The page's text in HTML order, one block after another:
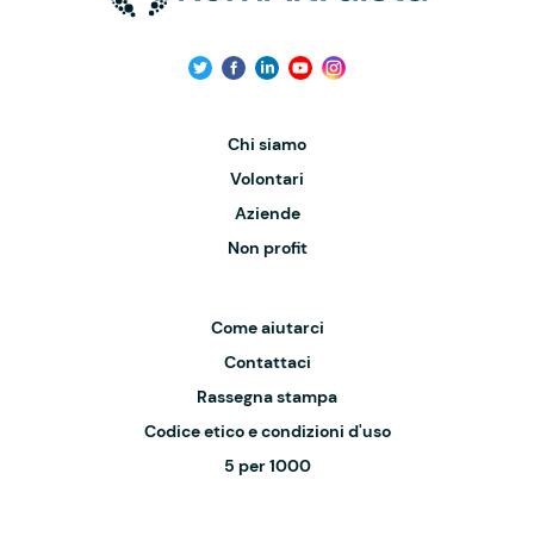
Chi siamo
Volontari
Aziende
Non profit
Come aiutarci
Contattaci
Rassegna stampa
Codice etico e condizioni d'uso
5 per 1000